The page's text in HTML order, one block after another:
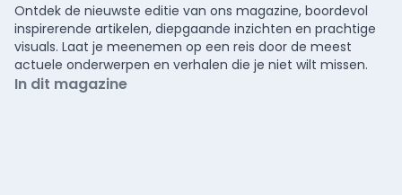
Ontdek de nieuwste editie van ons magazine, boordevol
inspirerende artikelen, diepgaande inzichten en prachtige
visuals. Laat je meenemen op een reis door de meest
actuele onderwerpen en verhalen die je niet wilt missen.
In dit magazine